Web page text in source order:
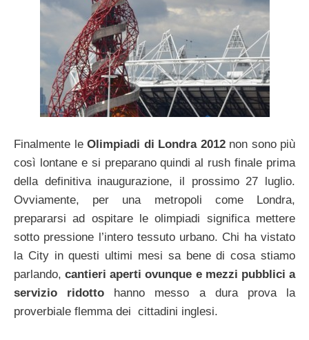
Finalmente le Olimpiadi di Londra 2012non sono più
così lontane e si preparano quindi al rush finale prima
della definitiva inaugurazione, il prossimo 27 luglio.
Ovviamente, per una metropoli come Londra,
prepararsi ad ospitare le olimpiadi significa mettere
sotto pressione l’intero tessuto urbano. Chi ha vistato
la City in questi ultimi mesi sa bene di cosa stiamo
parlando,cantieri aperti ovunque e mezzi pubblici a
servizio ridotto hanno messo a dura prova la
proverbiale flemma dei cittadini inglesi.